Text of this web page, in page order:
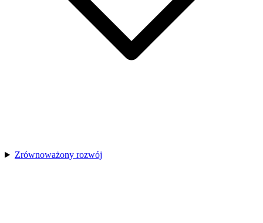
Zrównoważony rozwój